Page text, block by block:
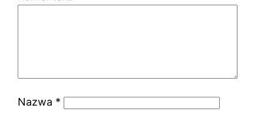
Nazwa *